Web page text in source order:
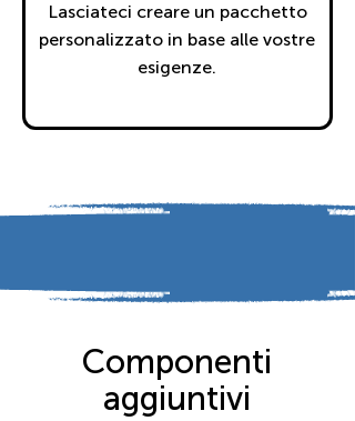
Lasciateci creare un pacchetto
personalizzato in base alle vostre
esigenze.
Componenti
aggiuntivi